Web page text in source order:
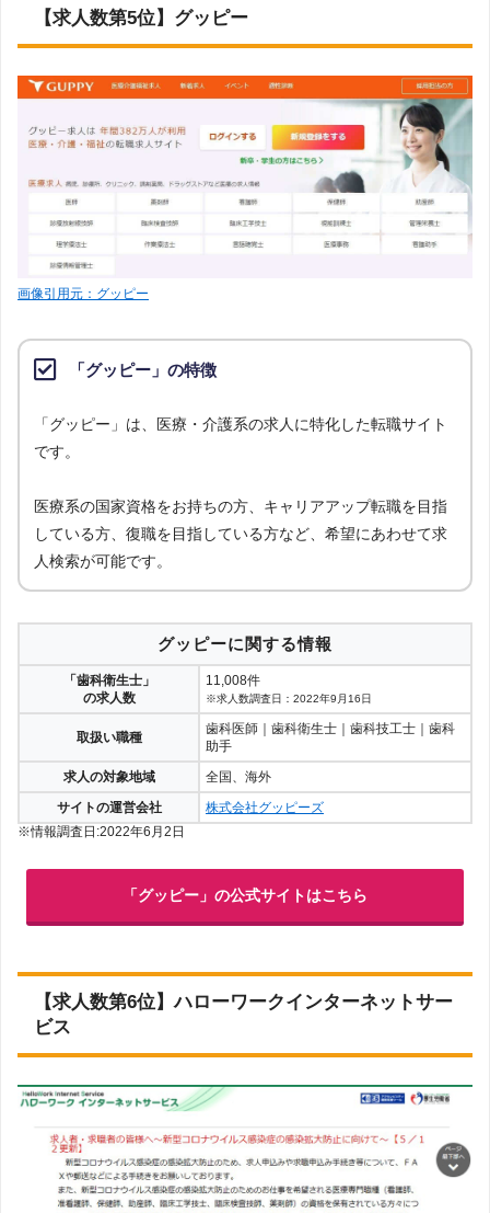
【求人数第5位】グッピー
画像引用元：グッピー
「グッピー」の特徴
「グッピー」は、医療・介護系の求人に特化した転職サイト
です。
医療系の国家資格をお持ちの方、キャリアアップ転職を目指
している方、復職を目指している方など、希望にあわせて求
人検索が可能です。
グッピーに関する情報
「歯科衛生士」
の求人数
11,008件
※求人数調査日：2022年9月16日
取扱い職種
歯科医師｜歯科衛生士｜歯科技工士｜歯科
助手
求人の対象地域
全国、海外
サイトの運営会社
株式会社グッピーズ
※情報調査日:2022年6月2日
「グッピー」の公式サイトはこちら
【求人数第6位】ハローワークインターネットサー
ビス